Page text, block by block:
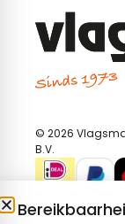
© 2026
B.V.